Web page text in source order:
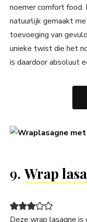
noemer comfort
natuurlijk gemaakt
toevoeging van
unieke twist die het
is daardoor absoluut
9.Wrap
Deze wrap lasagne